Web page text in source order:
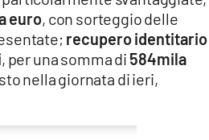
euro, con sorteggio delle
recupero identitario
, per una somma di 584mila
nella giornata di ieri,